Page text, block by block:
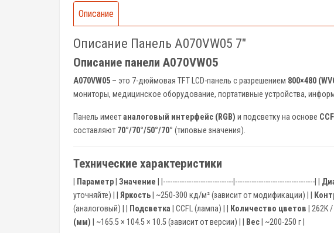
Описание
Описание Панель A070VW05 7"
Описание панели A070VW05
A070VW05 – это 7-дюймовая TFT LCD-панель с разрешением 800×480
мониторы, медицинское оборудование, портативные устройства,
Панель имеетаналоговый интерфейс (RGB) и подсветку на основе
составляют 70°/70°/50°/70° (типовые значения).
Технические характеристики
Параметр Значение | |------------------------------|----------------------------------| |
уточняйте) | | Яркость | ~250-300 кд/м² (зависит от модификации) | |
(аналоговый) | |
Подсветка | CCFL (лампа) | | Количество цветов | 262K
(мм) | ~165.5 × 104.5 × 10.5 (зависит от версии) | | Вес | ~200-250 г |